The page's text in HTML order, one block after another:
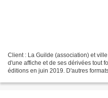
Client : La Guilde (association) et
d'une affiche et de ses dérivées tout
éditions en juin 2019. D'autres